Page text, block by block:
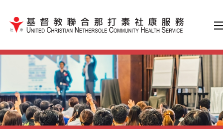
Jump to Content（按輸入鍵